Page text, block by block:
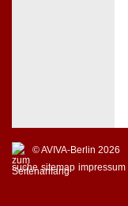
© AVIVA-Berlin 2026
suche sitemap impressum